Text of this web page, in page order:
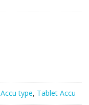
Accu type, Tablet Accu